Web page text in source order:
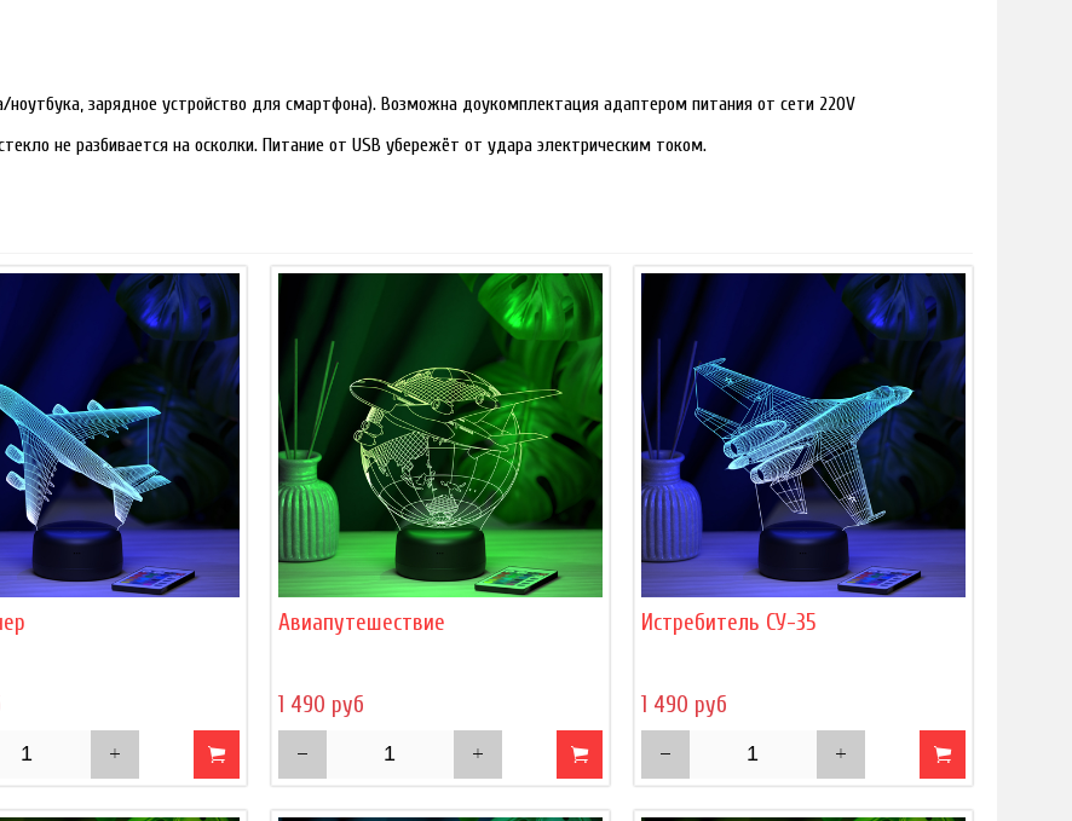
зарядное устройство для смартфона). Возможна доукомплектация адаптером питания от сети 220V
не разбивается на осколки. Питание от USB убережёт от удара электрическим током.
Авиапутешествие
1 490 руб
Истребитель СУ-35
1 490 руб